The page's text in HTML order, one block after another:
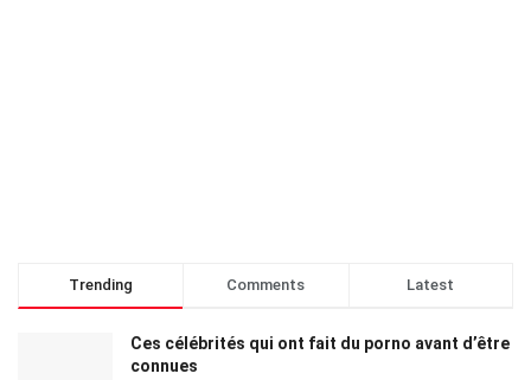
Trending Comments Latest
Ces célébrités qui ont fait du porno avant d’être
connues